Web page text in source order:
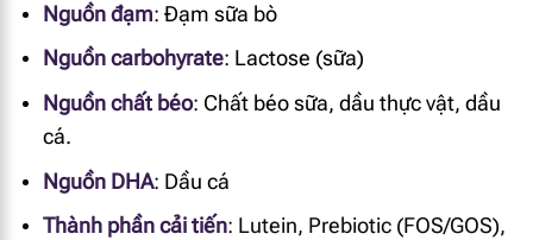
Nguồn đạm: Đạm sữa bò
Nguồn carbohyrate: Lactose (sữa)
Nguồn chất béo: Chất béo sữa, dầu thực vật, dầu
cá.
Nguồn DHA: Dầu cá
Thành phần cải tiến: Lutein, Prebiotic (FOS/GOS),